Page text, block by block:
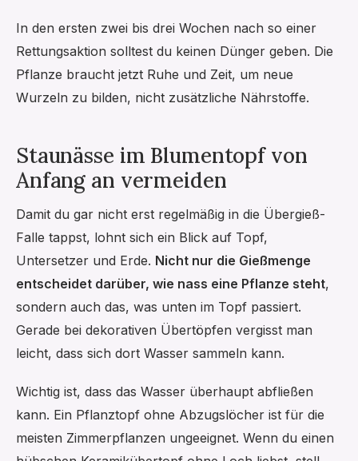
In den ersten zwei bis drei Wochen nach so einer
Rettungsaktion solltest du keinen Dünger geben. Die
Pflanze braucht jetzt Ruhe und Zeit, um neue
Wurzeln zu bilden, nicht zusätzliche Nährstoffe.
Staunässe im Blumentopf von
Anfang an vermeiden
Damit du gar nicht erst regelmäßig in die Übergieß-
Falle tappst, lohnt sich ein Blick auf Topf,
Untersetzer und Erde. Nicht nur die Gießmenge
entscheidet darüber, wie nass eine Pflanze steht,
sondern auch das, was unten im Topf passiert.
Gerade bei dekorativen Übertöpfen vergisst man
leicht, dass sich dort Wasser sammeln kann.
Wichtig ist, dass das Wasser überhaupt abfließen
kann. Ein Pflanztopf ohne Abzugslöcher ist für die
meisten Zimmerpflanzen ungeeignet. Wenn du einen